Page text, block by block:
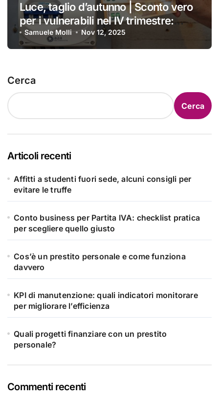
Luce, taglio d’autunno | Sconto vero
per i vulnerabili nel IV trimestre:
ecco a chi si applica e come
ottenerlo
Samuele Molli Nov 12, 2025
Cerca
Cerca
Articoli recenti
Affitti a studenti fuori sede, alcuni consigli per
evitare le truffe
Conto business per Partita IVA: checklist pratica
per scegliere quello giusto
Cos’è un prestito personale e come funziona
davvero
KPI di manutenzione: quali indicatori monitorare
per migliorare l’efficienza
Quali progetti finanziare con un prestito
personale?
Commenti recenti